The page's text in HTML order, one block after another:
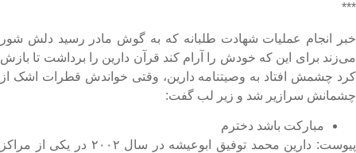
انجام عملیات شهادت طلبانه که به گوش مادر رسید دلش شور
برای این که خودش را آرام کند قرآن دارین را برداشت تا بازش
چشمش افتاد به وصیتنامه دارین، وقتی خواندش قطرات اشک از
سرازیر شد و زیر لب گفت:
مبارکت باشد دخترم
پیوست: دارین محمد توفیق ابوعیشه در سال ۲۰۰۲ در یکی از مراکز